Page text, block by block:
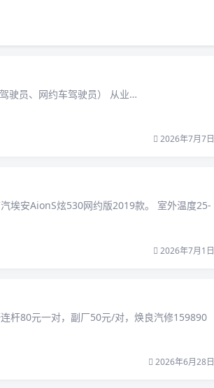
驶员、网约车驾驶员） 从业…
2026年7月7日
埃安AionS炫530网约版2019款。 室外温度25-
2026年7月1日
杆80元一对，副厂50元/对，焕良汽修159890
2026年6月28日